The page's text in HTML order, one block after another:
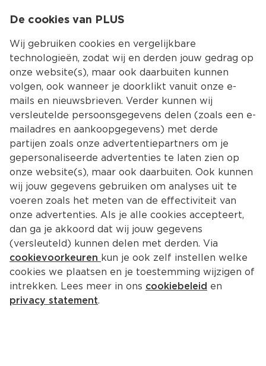
Kies jouw
De cookies van PLUS
Wij gebruiken cookies en vergelijkbare
technologieën, zodat wij en derden jouw gedrag op
onze website(s), maar ook daarbuiten kunnen
volgen, ook wanneer je doorklikt vanuit onze e-
mails en nieuwsbrieven. Verder kunnen wij
versleutelde persoonsgegevens delen (zoals een e-
mailadres en aankoopgegevens) met derde
partijen zoals onze advertentiepartners om je
gepersonaliseerde advertenties te laten zien op
onze website(s), maar ook daarbuiten. Ook kunnen
wij jouw gegevens gebruiken om analyses uit te
voeren zoals het meten van de effectiviteit van
onze advertenties. Als je alle cookies accepteert,
dan ga je akkoord dat wij jouw gegevens
(versleuteld) kunnen delen met derden. Via
cookievoorkeuren kun je ook zelf instellen welke
cookies we plaatsen en je toestemming wijzigen of
intrekken. Lees meer in ons cookiebeleid en
privacy statement.